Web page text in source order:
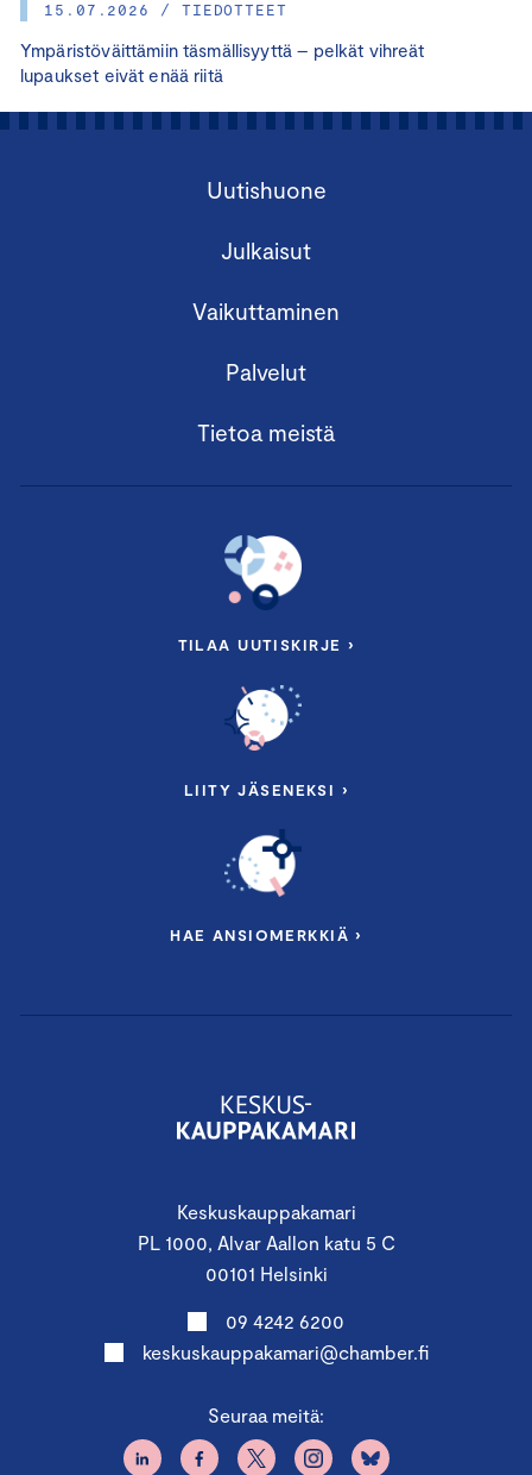
15.07.2026 / TIEDOTTEET
Ympäristöväittämiin täsmällisyyttä – pelkät vihreät
lupaukset eivät enää riitä
Keskuskauppakamari
PL 1000, Alvar Aallon katu 5 C
00101 Helsinki
09 4242 6200
keskuskauppakamari@chamber.fi
Seuraa meitä:
Uutishuone
Julkaisut
Vaikuttaminen
Palvelut
Tietoa meistä
TILAA UUTISKIRJE ›
LIITY JÄSENEKSI ›
HAE ANSIOMERKKIÄ ›